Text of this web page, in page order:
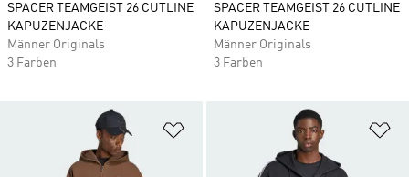
SPACER TEAMGEIST 26 CUTLINE
KAPUZENJACKE
Männer Originals
3 Farben
SPACER TEAMGEIST 26 CUTLINE
KAPUZENJACKE
Männer Originals
3 Farben
Zur Wunschliste hinzufügen